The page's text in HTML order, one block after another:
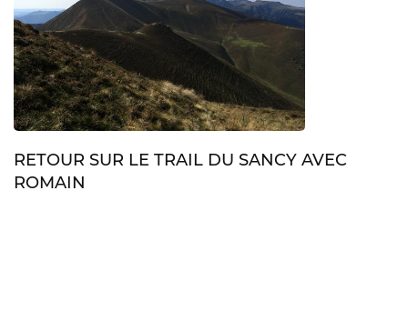
RETOUR SUR LE TRAIL DU SANCY AVEC
ROMAIN